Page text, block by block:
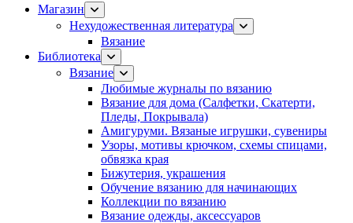
Магазин
Нехудожественная литература
Вязание
Библиотека
Вязание
Любимые журналы по вязанию
Вязание для дома (Салфетки, Скатерти,
Пледы, Покрывала)
Амигуруми. Вязаные игрушки, сувениры
Узоры, мотивы крючком, схемы спицами,
обвязка края
Бижутерия, украшения
Обучение вязанию для начинающих
Коллекции по вязанию
Вязание одежды, аксессуаров